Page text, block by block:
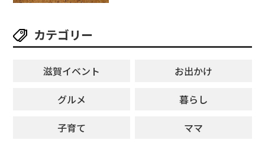
カテゴリー
滋賀イベント
お出かけ
グルメ
暮らし
子育て
ママ